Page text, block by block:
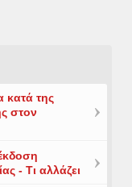
κατά της
στον
- Τι αλλάζει